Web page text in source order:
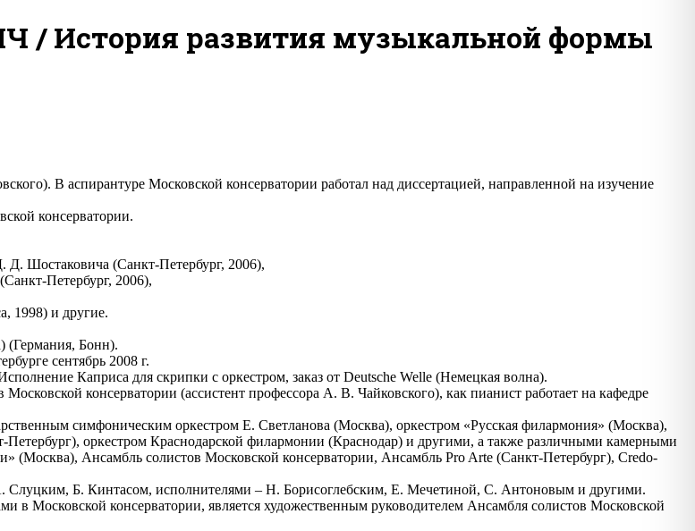
/ История развития музыкальной формы
В аспирантуре Московской консерватории работал над диссертацией, направленной на изучение
консерватории.
Д. Шостаковича (Санкт-Петербург, 2006),
Петербург, 2006),
1998) и другие.
(Германия, Бонн).
сентябрь 2008 г.
Каприса для скрипки с оркестром, заказ от Deutsche Welle (Немецкая волна).
консерватории (ассистент профессора А. В. Чайковского), как пианист работает на кафедре
симфоническим оркестром Е. Светланова (Москва), оркестром «Русская филармония» (Москва),
оркестром Краснодарской филармонии (Краснодар) и другими, а также различными камерными
(Москва), Ансамбль солистов Московской консерватории, Ансамбль Pro Arte (Санкт-Петербург), Credo-
Б. Кинтасом, исполнителями – Н. Борисоглебским, Е. Мечетиной, С. Антоновым и другими.
в Московской консерватории, является художественным руководителем Ансамбля солистов Московской